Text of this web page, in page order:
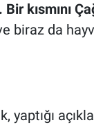
kısmını
biraz da
yaptığı